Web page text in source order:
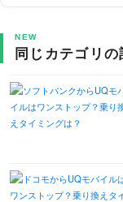
NEW
同じカテゴリの